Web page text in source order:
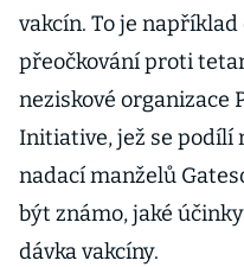
vakcín. To je
přeočkování proti
neziskové organizace
Initiative, jež se podílí
nadací manželů
být známo, jaké
dávka vakcíny.